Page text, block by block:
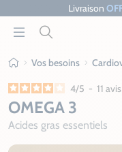
Livraison
IlapharmVos besoins
Acides gras essentiels
OMEGA 3
4/5 - 11 avis